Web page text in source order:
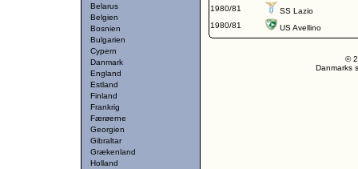
Belarus
Belgien
Bosnien
Bulgarien
Cypern
Danmark
England
Estland
Finland
Frankrig
Færøerne
Georgien
Gibraltar
Grækenland
Holland
1980/81
SS Lazio
1980/81
US Avellino
©
Danmarks